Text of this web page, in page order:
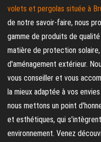
volets et pergolas située à
de notre savoir-faire, nous
gamme de produits de
matière de protection
d'aménagement extérieur.
vous conseiller et vous
la mieux adaptée à vos
nous mettons un point
et esthétiques, qui
environnement. Venez